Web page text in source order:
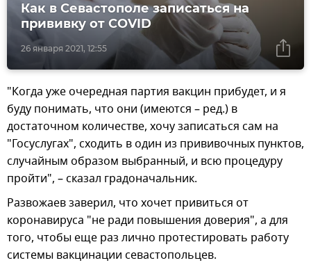
26 января 2021, 12:55
Как в Севастополе записаться на
прививку от COVID
"Когда уже очередная партия вакцин прибудет, и я
буду понимать, что они (имеются – ред.) в
достаточном количестве, хочу записаться сам на
"Госуслугах", сходить в один из прививочных пунктов,
случайным образом выбранный, и всю процедуру
пройти", – сказал градоначальник.
Развожаев заверил, что хочет привиться от
коронавируса "не ради повышения доверия", а для
того, чтобы еще раз лично протестировать работу
системы вакцинации севастопольцев.